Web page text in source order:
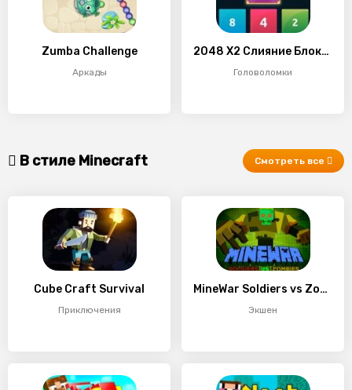
Zumba Challenge
Аркады
2048 X2 Слияние Блоков
Головоломки
В стиле Minecraft Смотреть все
Cube Craft Survival
Приключения
MineWar Soldiers vs Zombies
Экшен